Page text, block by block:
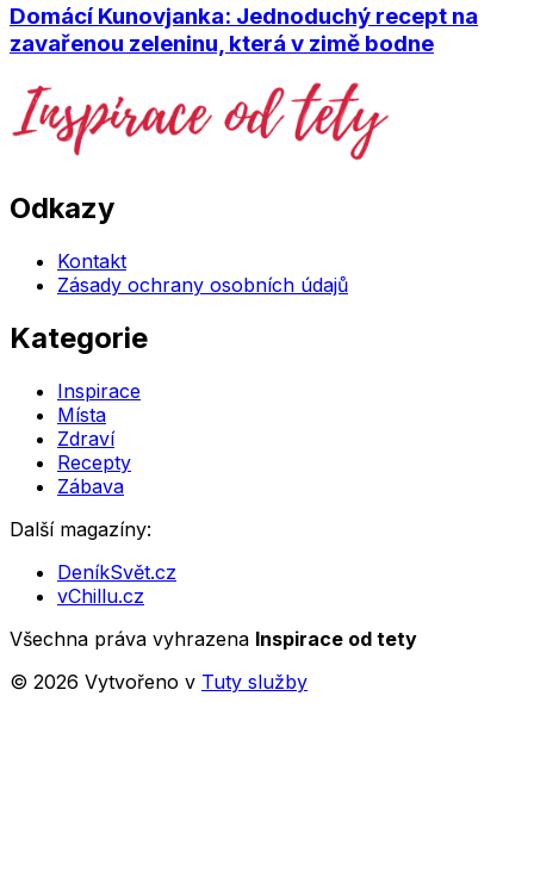
Domácí Kunovjanka: Jednoduchý recept na
zavařenou zeleninu, která v zimě bodne
Odkazy
Kontakt
Zásady ochrany osobních údajů
Kategorie
Inspirace
Místa
Zdraví
Recepty
Zábava
Další magazíny:
DeníkSvět.cz
vChillu.cz
Všechna práva vyhrazena Inspirace od tety
© 2026 Vytvořeno v Tuty služby